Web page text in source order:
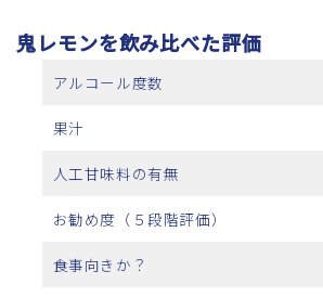
鬼レモンを飲み比べた評価
アルコール度数
果汁
人工甘味料の有無
お勧め度（５段階評価）
食事向きか？